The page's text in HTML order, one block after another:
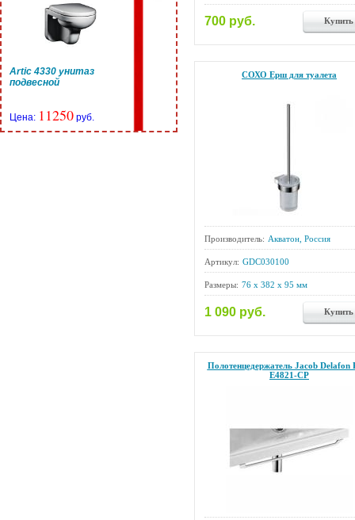
Artic 4330 унитаз
подвесной
Цена: 11250 руб.
700 руб. Купить
СОХО Ерш для туалета
Производитель: Акватон, Россия
Артикул: GDC030100
Размеры: 76 x 382 x 95 мм
1 090 руб. Купить
Полотенцедержатель Jacob Delafon
E4821-CP